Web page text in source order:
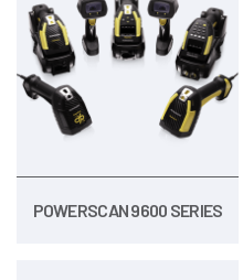
POWERSCAN 9600 SERIES